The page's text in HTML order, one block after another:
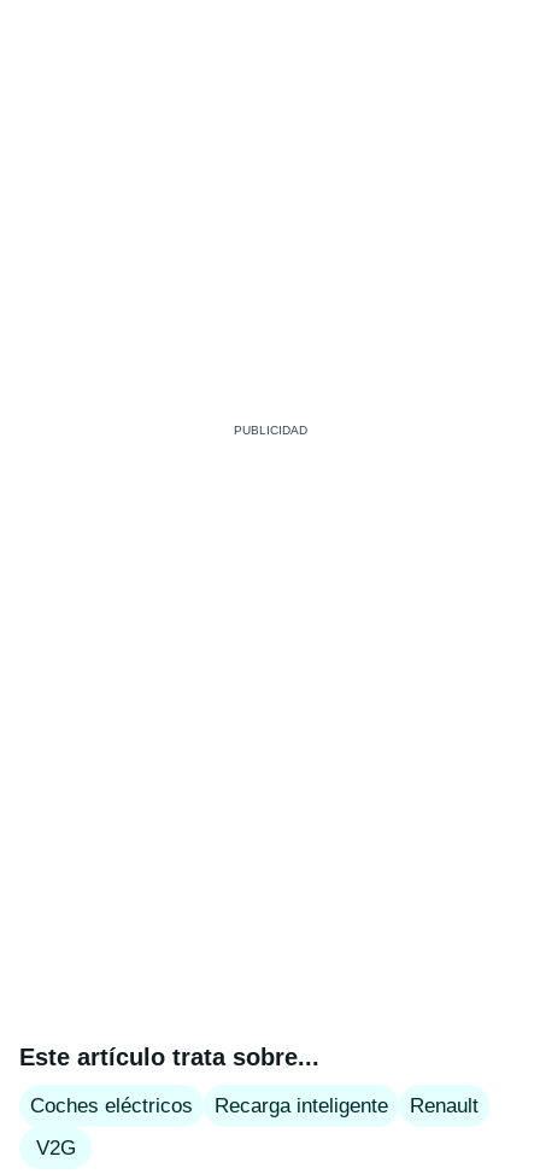
Este artículo trata sobre...
Coches eléctricos Recarga inteligente
Renault
V2G